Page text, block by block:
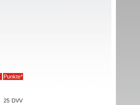
Punkte*
25 DVV